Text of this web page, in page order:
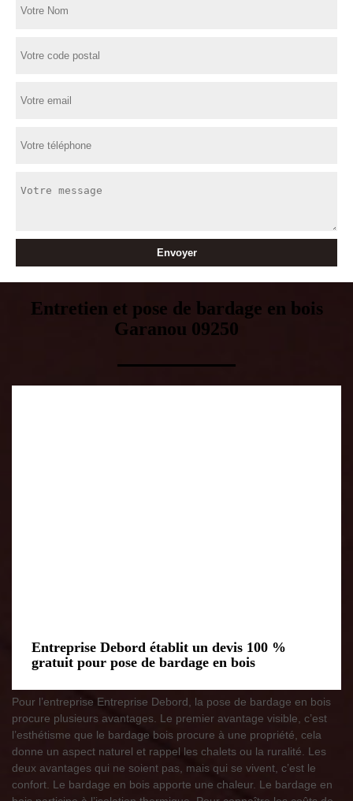
Entretien et pose de bardage en bois
Garanou 09250
Entreprise Debord établit un devis 100 %
gratuit pour pose de bardage en bois
Pour l’entreprise Entreprise Debord, la pose de bardage en bois
procure plusieurs avantages. Le premier avantage visible, c’est
l’esthétisme que le bardage bois procure à une propriété, cela
donne un aspect naturel et rappel les chalets ou la ruralité. Les
deux avantages qui ne soient pas, mais qui se vivent, c’est le
confort. Le bardage en bois apporte une chaleur. Le bardage en